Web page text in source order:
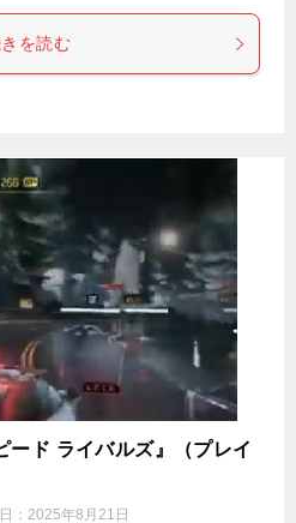
を読む
ード ライバルズ』（プレイ
： 2025年8月21日